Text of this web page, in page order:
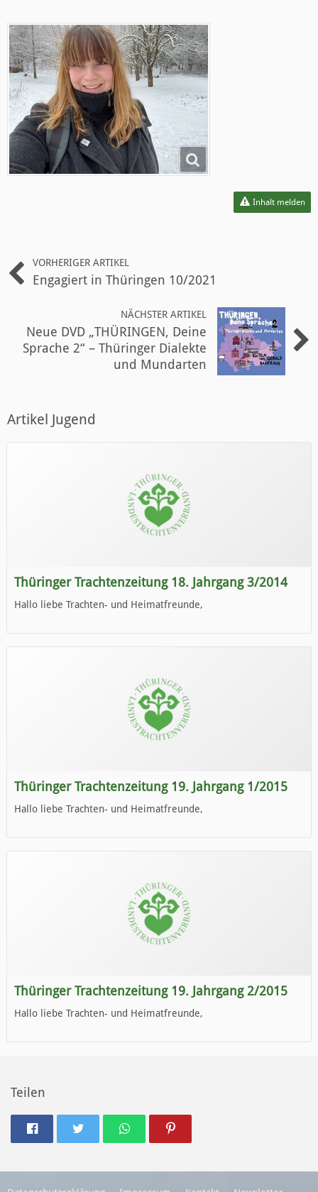
Inhalt melden
VORHERIGER ARTIKEL
Engagiert in Thüringen 10/2021
NÄCHSTER ARTIKEL
Neue DVD „THÜRINGEN, Deine
Sprache 2“ – Thüringer Dialekte
und Mundarten
Artikel Jugend
Thüringer Trachtenzeitung 18. Jahrgang 3/2014
Hallo liebe Trachten- und Heimatfreunde,
Wir wünschen Euch viel Spaß beim Lesen.
Thüringer Trachtenzeitung 19. Jahrgang 1/2015
Hallo liebe Trachten- und Heimatfreunde,
Wir wünschen Euch viel Spaß beim Lesen.
Thüringer Trachtenzeitung 19. Jahrgang 2/2015
Hallo liebe Trachten- und Heimatfreunde,
Teilen